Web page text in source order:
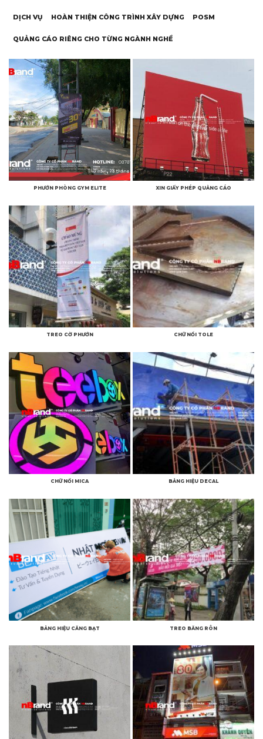
DỊCH VỤ HOÀN THIỆN CÔNG TRÌNH XÂY DỰNG POSM
QUẢNG CÁO RIÊNG CHO TỪNG NGÀNH NGHỀ
PHƯỚN PHÒNG GYM ELITE XIN GIẤY PHÉP QUẢNG CÁO
TREO CỜ PHƯỚN CHỮ NỔI TOLE
CHỮ NỔI MICA BẢNG HIỆU DECAL
BẢNG HIỆU CĂNG BẠT TREO BĂNG RÔN